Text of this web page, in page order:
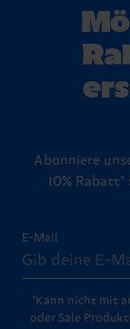
Abonniere
10%
E-Mail
*Kann nicht mit
oder Sale